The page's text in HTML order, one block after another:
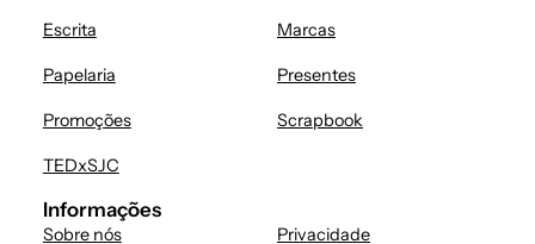
Escrita Marcas
Papelaria Presentes
Promoções Scrapbook
TEDxSJC
Informações
Sobre nós Privacidade